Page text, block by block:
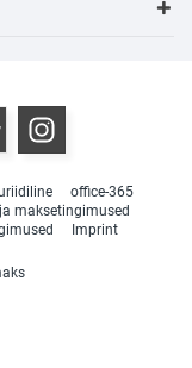
office-365
maksetingimused
Imprint